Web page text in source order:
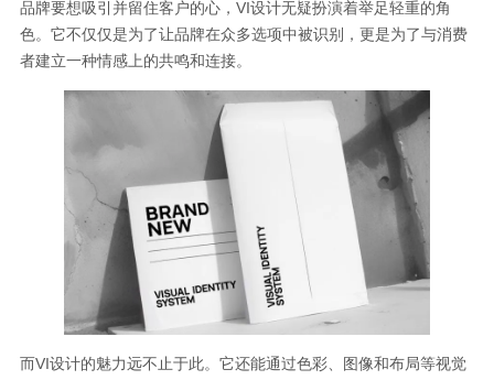
品牌要想吸引并留住客户的心，VI设计无疑扮演着举足轻重的角
色。它不仅仅是为了让品牌在众多选项中被识别，更是为了与消费
者建立一种情感上的共鸣和连接。
而VI设计的魅力远不止于此。它还能通过色彩、图像和布局等视觉